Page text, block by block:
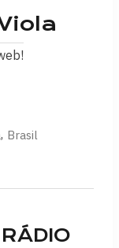
, Brasil